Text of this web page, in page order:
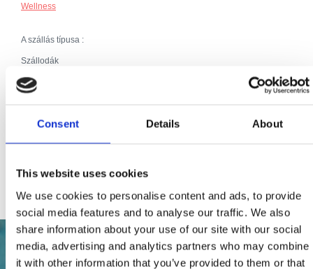
Consent Details About
This website uses cookies
We use cookies to personalise content and ads, to provide
social media features and to analyse our traffic. We also
share information about your use of our site with our social
media, advertising and analytics partners who may combine
it with other information that you’ve provided to them or that
Wellness
A szállás típusa :
Szállodák
Extrák:
Parkolás